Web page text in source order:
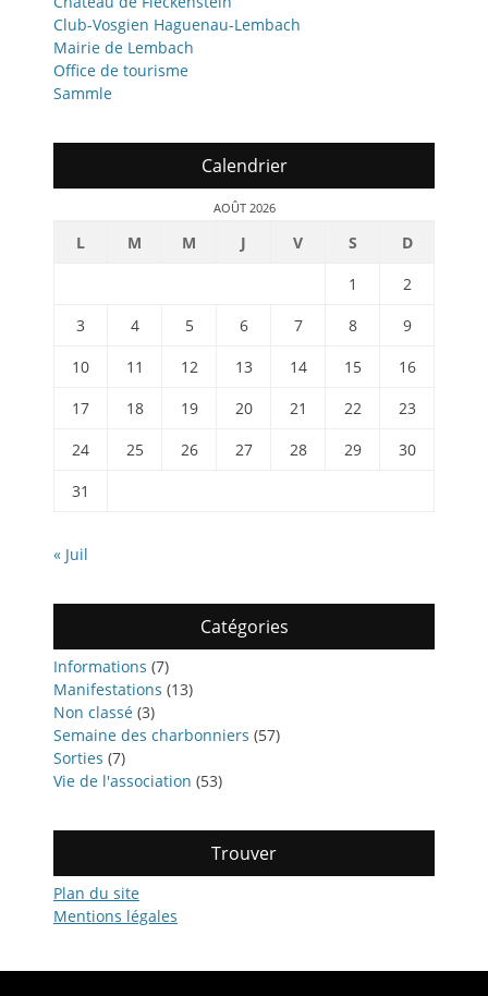
Club-Vosgien Haguenau-Lembach
Mairie de Lembach
Office de tourisme
Sammle
Calendrier
AOÛT 2026
L M M J V S
D
1
2
3
4 5 6 7 8
9
10
11 12 13 14 15
16
17
18 19 20 21 22
23
24
25 26 27 28 29
30
31
« Juil
Catégories
Informations (7)
Manifestations (13)
Non classé (3)
Semaine des charbonniers (57)
Sorties (7)
Vie de l'association (53)
Trouver
Plan du site
Mentions légales